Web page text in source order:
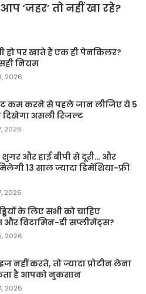
‘जहर’ तो नहीं खा रहे?
हो पर खाते हैं एक ही पेनकिलर?
नियम
2026
कम करने से पहले जान लीजिए ये 5
दिखेगा असली रिजल्ट
2026
और हाई बीपी से दूरी… और
13 साल ज्यादा डिमेंशिया-फ्री
2026
के लिए सभी को चाहिए
विटामिन-डी सप्लीमेंट्स?
2026
नहीं करते, तो ज्यादा प्रोटीन लेना
है आपको नुकसान
2026